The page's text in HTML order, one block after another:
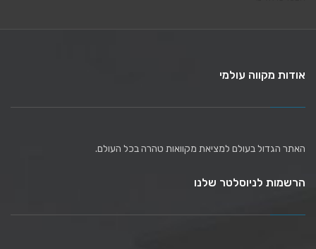
אודות מקווה עולמי
האתר הגדול בעולם למציאת מקוואות טהרה בכל העולם.
הרשמות לניוסלטר שלנו